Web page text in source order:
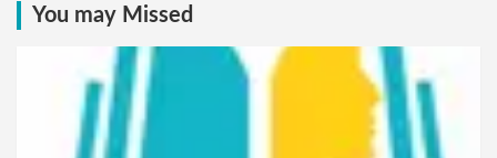
You may Missed